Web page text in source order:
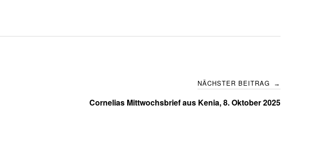
NÄCHSTER BEITRAG →
Cornelias Mittwochsbrief aus Kenia, 8. Oktober 2025